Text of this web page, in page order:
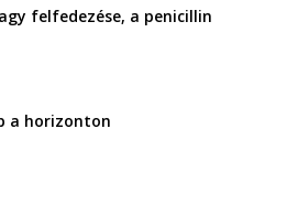
felfedezése, a penicillin
a horizonton